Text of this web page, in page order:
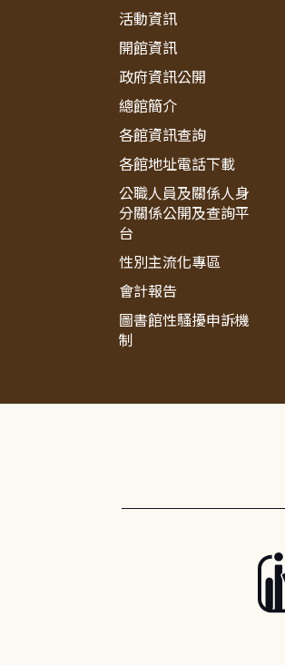
活動資訊
開館資訊
政府資訊公開
總館簡介
各館資訊查詢
各館地址電話下載
公職人員及關係人身
分關係公開及查詢平
台
性別主流化專區
會計報告
圖書館性騷擾申訴機
制